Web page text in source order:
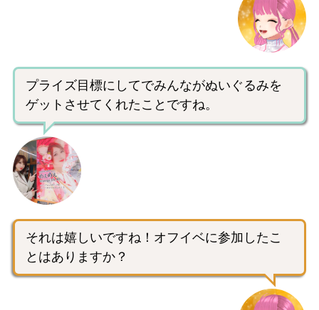
プライズ目標にしてでみんながぬいぐるみを
ゲットさせてくれたことですね。
それは嬉しいですね！オフイベに参加したこ
とはありますか？